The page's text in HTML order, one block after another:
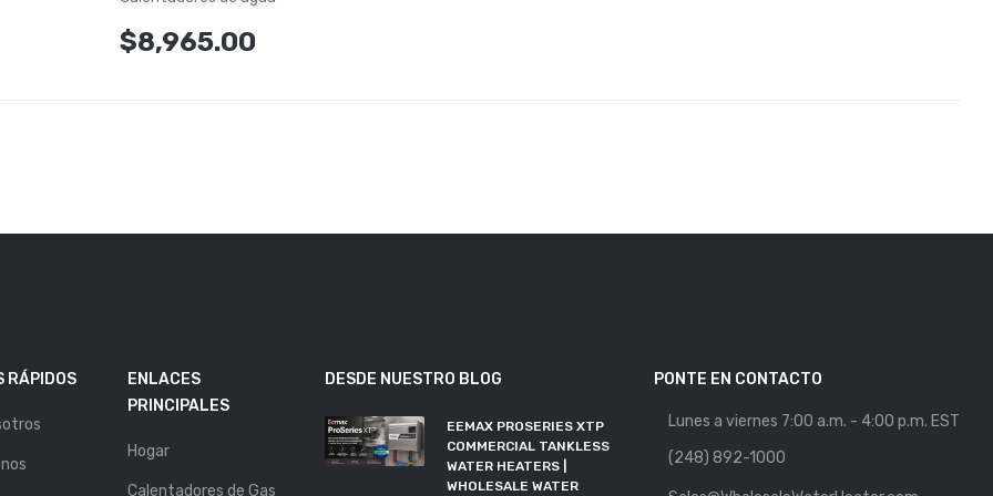
$8,965.00
RÁPIDOS
ENLACES
PRINCIPALES
Hogar
Calentadores de Gas
DESDE NUESTRO BLOG
EEMAX PROSERIES XTP
COMMERCIAL TANKLESS
WATER HEATERS |
WHOLESALE WATER
MAYORISTA DE
PONTE EN CONTACTO
Lunes a viernes 7:00 a.m. - 4:00 p.m. EST
(248) 892-1000